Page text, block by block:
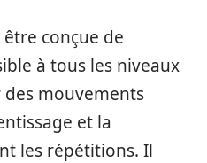
conçue de
à tous les niveaux
mouvements
et la
les répétitions. Il